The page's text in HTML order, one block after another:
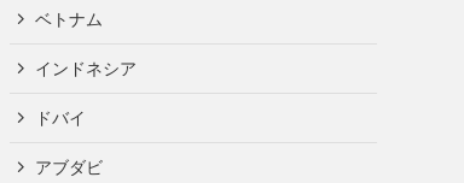
ベトナム
インドネシア
ドバイ
アブダビ